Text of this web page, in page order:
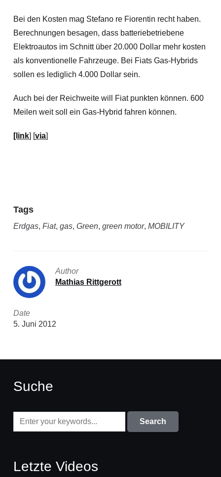
Bei den Kosten mag Stefano re Fiorentin recht haben.
Berechnungen besagen, dass batteriebetriebene
Elektroautos im Schnitt über 20.000 Dollar mehr kosten
als konventionelle Fahrzeuge. Bei Fiats Gas-Hybrids
sollen es lediglich 4.000 Dollar sein.
Auch bei der Reichweite will Fiat punkten können. 600
Meilen weit soll ein Gas-Hybrid fahren können.
[link] [via]
Tags
Erdgas, Fiat, gas, Green, green motor, MOBILITY
Author
Mathias Rittgerott
Date
5. Juni 2012
Suche
Letzte Videos